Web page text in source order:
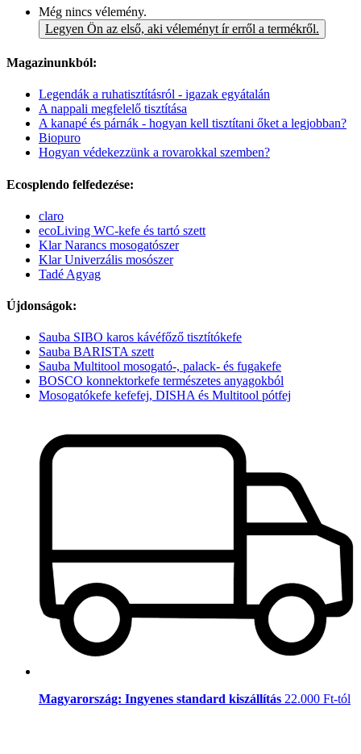
Még nincs vélemény.
Legyen Ön az első, aki véleményt ír erről a termékről.
Magazinunkból:
Legendák a ruhatisztításról - igazak egyátalán
A nappali megfelelő tisztítása
A kanapé és párnák - hogyan kell tisztítani őket a legjobban?
Biopuro
Hogyan védekezzünk a rovarokkal szemben?
Ecosplendo felfedezése:
claro
ecoLiving WC-kefe és tartó szett
Klar Narancs mosogatószer
Klar Univerzális mosószer
Tadé Agyag
Újdonságok:
Sauba SIBO karos kávéfőző tisztítókefe
Sauba BARISTA szett
Sauba Multitool mosogató-, palack- és fugakefe
BOSCO konnektorkefe természetes anyagokból
Mosogatókefe kefefej, DISHA és Multitool pótfej
Magyarország: Ingyenes standard kiszállítás 22.000 Ft-tól